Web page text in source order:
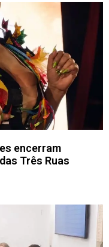
encerram
Três Ruas